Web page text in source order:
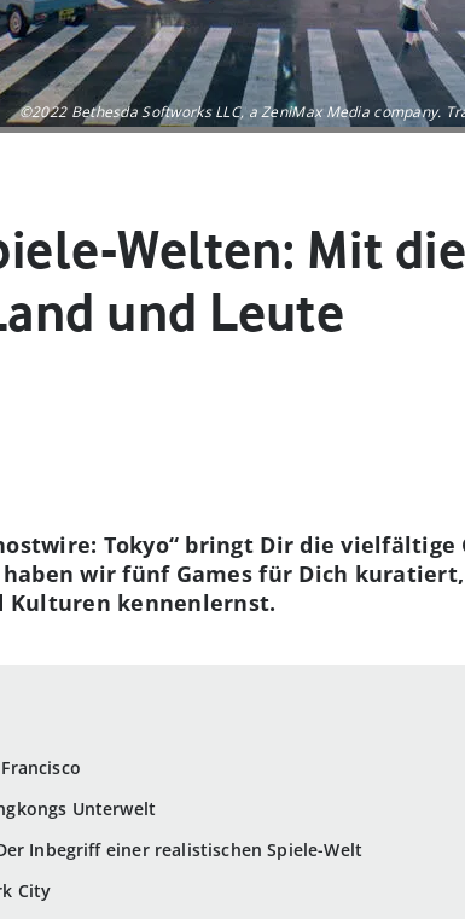
©2022 Bethesda Softworks LLC, a ZeniMax Media company.
Welten: Mit
und Leute
Unterwelt
Inbegriff einer realistischen Spiele-Welt
City
Tokyo“ bringt Dir die
wir fünf Games für Dich
Kulturen kennenlernst.